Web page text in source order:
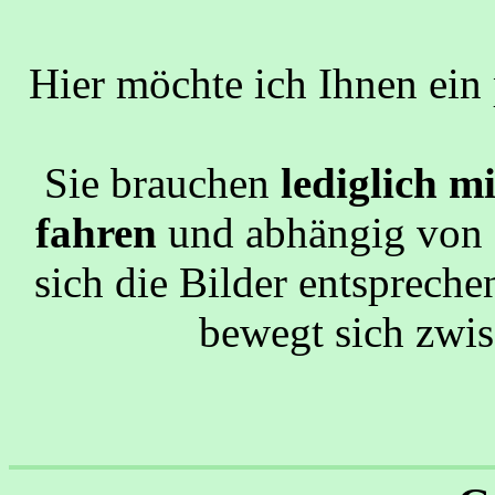
Hier möchte ich Ihnen
Sie brauchen lediglich
fahren und abhängig
sich die Bilder
bewegt sich